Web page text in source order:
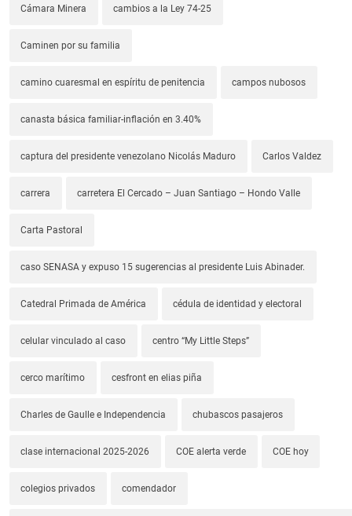
Cámara Minera cambios a la Ley 74-25
Caminen por su familia
camino cuaresmal en espíritu de penitencia campos nubosos
canasta básica familiar-inflación en 3.40%
captura del presidente venezolano Nicolás Maduro Carlos Valdez
carrera carretera El Cercado – Juan Santiago – Hondo Valle
Carta Pastoral
caso SENASA y expuso 15 sugerencias al presidente Luis Abinader.
Catedral Primada de América cédula de identidad y electoral
celular vinculado al caso centro “My Little Steps”
cerco marítimo cesfront en elias piña
Charles de Gaulle e Independencia chubascos pasajeros
clase internacional 2025-2026 COE alerta verde COE hoy
colegios privados comendador